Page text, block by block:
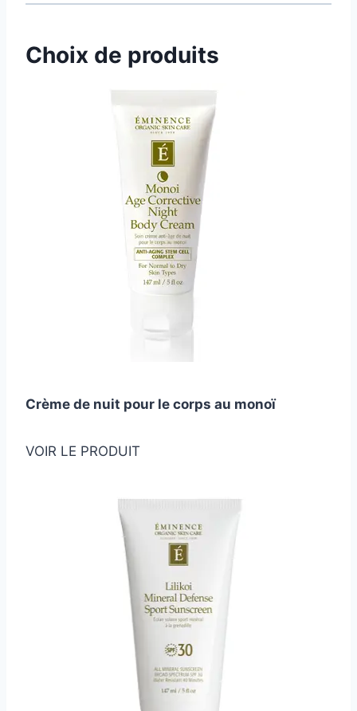
Choix de produits
Crème de nuit pour le corps au monoï
VOIR LE PRODUIT